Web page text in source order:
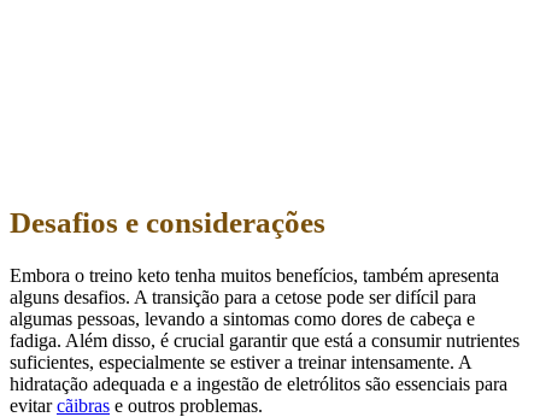
Desafios e considerações
Embora o treino keto tenha muitos benefícios, também apresenta
alguns desafios. A transição para a cetose pode ser difícil para
algumas pessoas, levando a sintomas como dores de cabeça e
fadiga. Além disso, é crucial garantir que está a consumir nutrientes
suficientes, especialmente se estiver a treinar intensamente. A
hidratação adequada e a ingestão de eletrólitos são essenciais para
evitarcãibras e outros problemas.